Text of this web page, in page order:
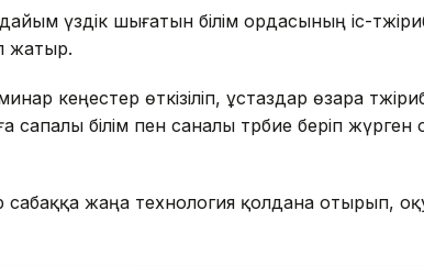
үздік шығатын білім ордасының іс-
жатыр.
кеңестер өткізіліп, ұстаздар өзара
сапалы білім пен саналы тәрбие беріп жүрген
сабаққа жаңа технология қолдана отырып,